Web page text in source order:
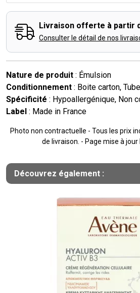
Livraison offerte à partir
Consulter le détail de nos
Nature de produit : Émulsion
Conditionnement : Boite carton,
Spécificité : Hypoallergénique, Non
Label : Made in France
Photo non contractuelle - Tous les prix
de livraison. - Page mise à
Découvrez également :